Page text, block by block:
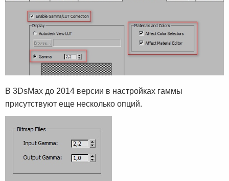
В 3DsMax до 2014 версии в настройках гаммы
присутствуют еще несколько опций.